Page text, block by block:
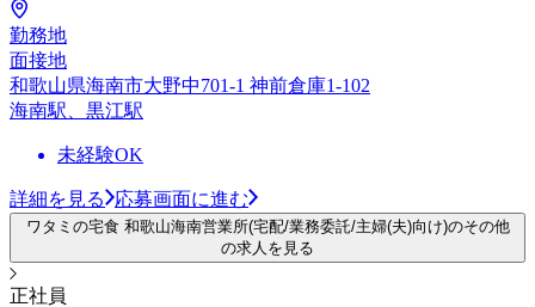
勤務地
面接地
和歌山県海南市大野中701-1 神前倉庫1-102
海南駅、黒江駅
未経験OK
詳細を見る 応募画面に進む
ワタミの宅食 和歌山海南営業所(宅配/業務委託/主婦(夫)向け)のその他
の求人を見る
正社員